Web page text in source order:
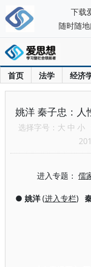
首页 法学 经济
姚洋 秦子忠：人
选择字号： 大 中 小
进入专题：儒
● 姚洋(进入专栏)
下载
随时随